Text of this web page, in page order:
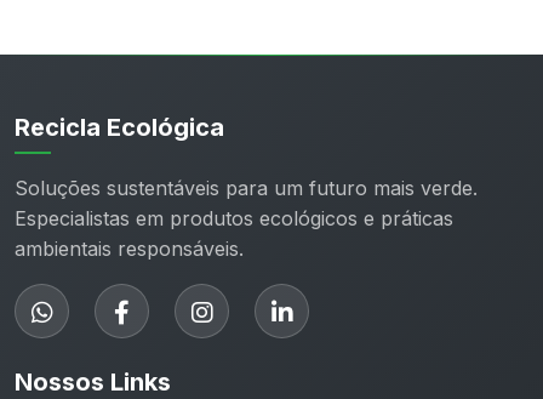
Recicla Ecológica
Soluções sustentáveis para um futuro mais verde.
Especialistas em produtos ecológicos e práticas
ambientais responsáveis.
Nossos Links